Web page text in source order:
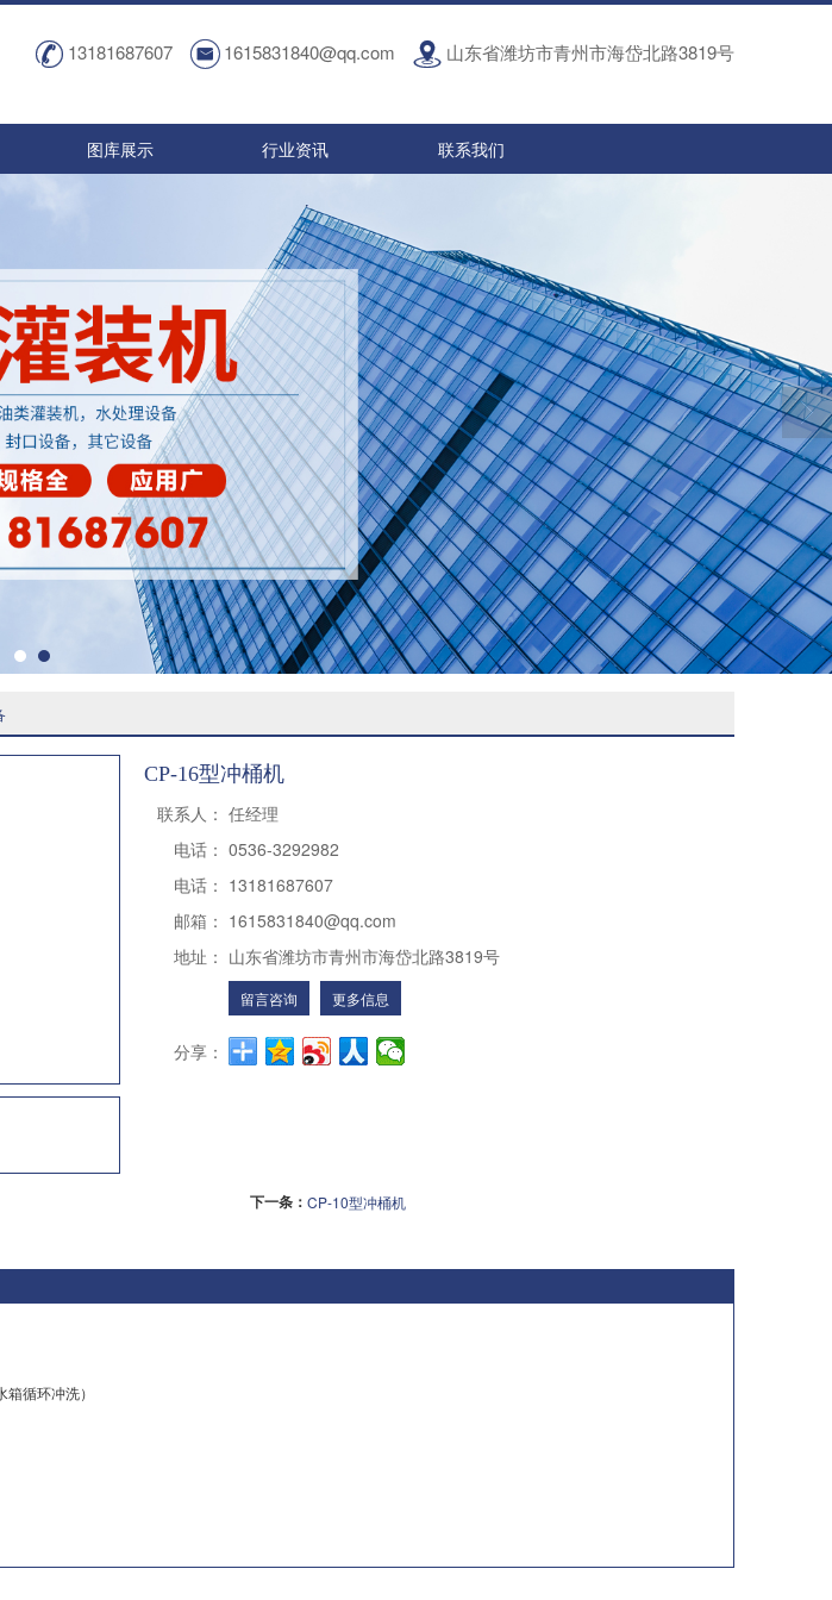
13181687607 1615831840@qq.com 山东省潍坊市青州市海岱北路3819号
图库展示 行业资讯 联系我们
CP-16型冲桶机
联系人： 任经理
电话： 0536-3292982
电话： 13181687607
邮箱： 1615831840@qq.com
地址： 山东省潍坊市青州市海岱北路3819号
留言咨询 更多信息
分享：
下一条： CP-10型冲桶机
循环冲洗）